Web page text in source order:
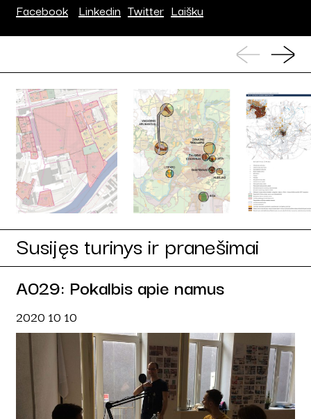
Facebook Linkedin Twitter Laišku
Susijęs turinys ir pranešimai
A029: Pokalbis apie namus
2020 10 10